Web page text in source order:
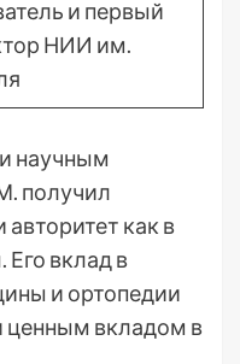
и первый
НИИ им.
научным
получил
как в
Его вклад в
и ортопедии
ценным вкладом в